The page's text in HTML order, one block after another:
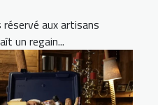
réservé aux artisans
un regain...